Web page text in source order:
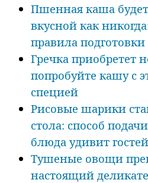
Пшенная каша
вкусной как
правила
Гречка приобретет
попробуйте кашу с
специей
Рисовые шарики
стола: способ
блюда удивит гостей
Тушеные овощи
настоящий